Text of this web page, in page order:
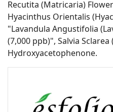
Recutita (Matricaria)
Hyacinthus Orientalis
"Lavandula Angustifolia
(7,000 ppb)", Salvia
Hydroxyacetophenone.